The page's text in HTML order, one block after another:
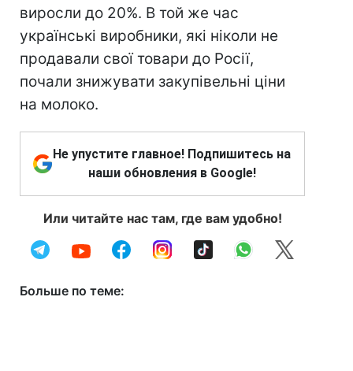
виросли до 20%. В той же час
українські виробники, які ніколи не
продавали свої товари до Росії,
почали знижувати закупівельні ціни
на молоко.
Не упустите главное! Подпишитесь на
наши обновления в Google!
Или читайте нас там, где вам удобно!
Больше по теме: